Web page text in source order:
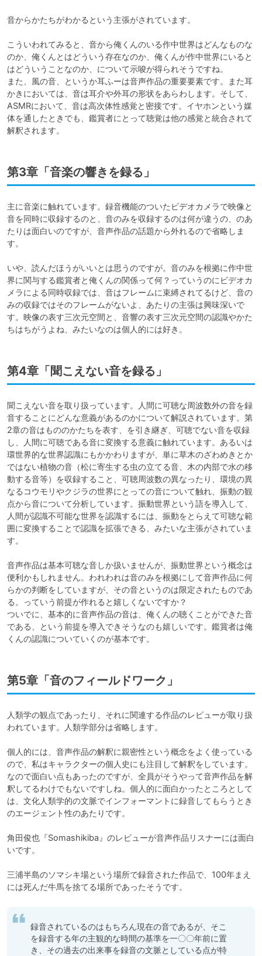
音からかたちがわかるという主張がされています。
こういわれてみると、音から俺くんのいる作中世界はどんなものな
のか、俺くんとはどういう存在なのか、俺くんが作中世界にいると
はどういうことなのか、について示唆が得られそうですね。
また、風の音、というか耳ふーは音声作品の重要要素です。また耳
かきにおいては、音は耳介や外耳の形状をあらわします。そして、
ASMRにおいて、音は高次体性感覚と密接です。イヤホンという媒
体を通したときでも、鑑賞者にとって聴覚は他の感覚と統合されて
解釈されます。
第3章「音楽の響きを録る」
主に音楽に触れています。録音機能のついたビデオカメラで映像と
音を同時に収録するのと、音のみを収録するのは何が違うの、のあ
たりは面白いのですが、音声作品の話題から外れるので省略しま
す。
いや、読んだほうがいいとは思うのですが。音のみを根拠に作中世
界に関与する鑑賞者と俺くんの関係って何？っていうのにビデオカ
メラによる同時収録では、音はフレームに束縛されてるけど、音の
みの収録ではそのフレームがないよ、あたりの主張は興味深いで
す。映像の表す三次元空間と、音響の表す三次元空間の認識やかた
ちはちがうよね、みたいなのは個人的には好き。
第4章「聞こえない音を録る」
聞こえない音を取り扱っています。人間に可聴な周波数外の音を録
音することにどんな意義があるのかについて解説されています。第
2章の音はもののかたちを表す、を引き継ぎ、可聴でない音を収録
し、人間に可聴である音に変換する意義に触れています。あるいは
環世界的な世界認識にもかかわりますが、単に草木のざわめきとか
ではない植物の音（松に寄生する虫の立てる音、木の内部で水の移
動する音等）を収録すること、可聴周波数の異なったり、環境の異
なるコウモリやクジラの世界にとっての音について触れ、振動の観
点から音について分析しています。振動世界という語を導入して、
人間が認識不可能な世界を認識するには、振動をとらえて可聴な範
囲に変換することで認識を拡張できる、みたいな主張がされていま
す。
音声作品は基本可聴な音しか扱いませんが、振動世界という概念は
便利かもしれません。われわれは音のみを根拠にして音声作品に何
らかの判断をしていますが、その音というのは限定されたものであ
る。っていう前提が作れると嬉しくないですか？
ついでに、基本的に音声作品の音は、俺くんの聴くことができた音
である、という前提を導入できそうなのも嬉しいです。鑑賞者は俺
くんの認識についていくのが基本です。
第5章「音のフィールドワーク」
人類学の観点であったり、それに関連する作品のレビューが取り扱
われています。人類学部分は省略します。
個人的には、音声作品の解釈に親密性という概念をよく使っている
ので、私はキャラクターの個人史にも注目して解釈をしています。
なので面白い点もあったのですが、全員がそうやって音声作品を解
釈してるわけでもないですしね。個人的に面白かったところとして
は、文化人類学的の文脈でインフォーマントに録音してもらうとき
のエージェント性のあたりです。
角田俊也『Somashikiba』のレビューが音声作品リスナーには面白
いです。
三浦半島のソマシキ場という場所で録音された作品で、100年まえ
には死んだ牛馬を捨てる場所であったそうです。
録音されているのはもちろん現在の音であるが、そこ
を録音する年の主観的な時間の基準を一〇〇年前に置
き、その過去の出来事を録音の文脈としている点が特